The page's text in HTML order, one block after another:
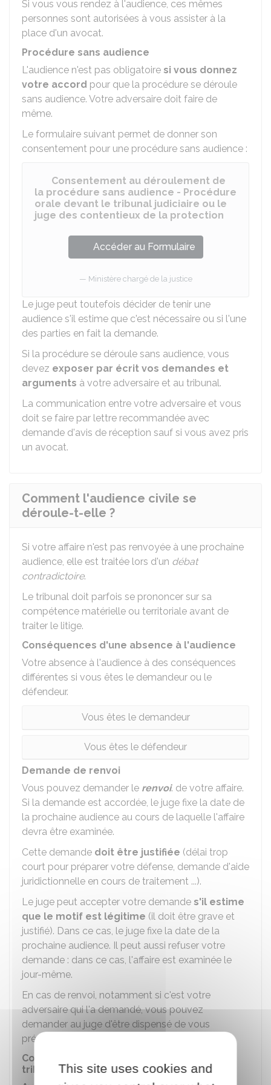
Si vous vous rendez à l'audience, ces mêmes
personnes sont autorisées à vous assister à la
place d'un avocat.
Procédure sans audience
L'audience n'est pas obligatoire si vous donnez
votre accord pour que la procédure se déroule
sans audience. Votre adversaire doit faire de
même.
Le formulaire suivant permet de donner son
consentement pour une procédure sans audience :
Consentement au déroulement de
la procédure sans audience - Procédure
orale devant le tribunal judiciaire ou le
juge des contentieux de la protection
Accéder au Formulaire
Ministère chargé de la justice
Le juge peut toutefois décider de tenir une
audience s'il estime que c'est nécessaire ou si l'une
des parties en fait la demande.
Si la procédure se déroule sans audience, vous
devez exposer par écrit vos demandes et
arguments à votre adversaire et au tribunal.
La communication entre votre adversaire et vous
doit se faire par lettre recommandée avec
demande d'avis de réception sauf si vous avez pris
un avocat.
Comment l'audience civile se
déroule-t-elle ?
Si votre affaire n'est pas renvoyée à une prochaine
audience, elle est traitée lors d'un débat
contradictoire.
Le tribunal doit parfois se prononcer sur sa
compétence matérielle ou territoriale avant de
traiter le litige.
Conséquences d'une absence à l'audience
Votre absence à l'audience à des conséquences
différentes si vous êtes le demandeur ou le
défendeur.
Vous êtes le demandeur
Vous êtes le défendeur
Demande de renvoi
Vous pouvez demander le renvoi. de votre affaire.
Si la demande est accordée, le juge fixe la date de
la prochaine audience au cours de laquelle l'affaire
devra être examinée.
Cette demande doit être justifiée (délai trop
court pour préparer votre défense, demande d'aide
juridictionnelle en cours de traitement ...).
Le juge peut accepter votre demande s'il estime
que le motif est légitime (il doit être grave et
justifié). Dans ce cas, le juge fixe la date de la
prochaine audience. Il peut aussi refuser votre
demande : dans ce cas, l'affaire est examinée le
jour-même.
En cas de renvoi, notamment si c'est votre
adversaire qui l'a demandé, vous pouvez
demander au juge d'être dispensé de vous
présenter à la prochaine audience.
Compétences territoriale et matérielle du
tribunalThis site uses cookies and